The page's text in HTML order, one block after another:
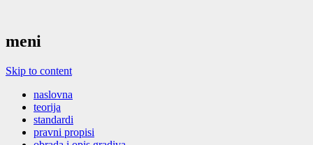
meni
Skip to content
naslovna
teorija
standardi
pravni propisi